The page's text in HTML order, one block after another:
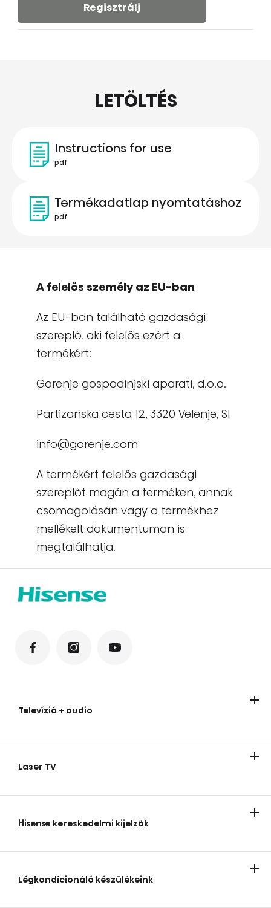
Regisztrálj
LETÖLTÉS
Instructions for use
pdf
Termékadatlap nyomtatáshoz
pdf
A felelős személy az EU-ban
Az EU-ban található gazdasági
szereplő, aki felelős ezért a
termékért:
Gorenje gospodinjski aparati, d.o.o.
Partizanska cesta 12, 3320 Velenje, SI
info@gorenje.com
A termékért felelős gazdasági
szereplőt magán a terméken, annak
csomagolásán vagy a termékhez
mellékelt dokumentumon is
megtalálhatja.
Televízió + audio
Laser TV
Hisense kereskedelmi kijelzők
Légkondícionáló készülékeink